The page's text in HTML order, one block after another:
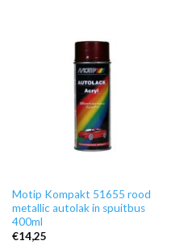
Motip Kompakt 51655 rood
metallic autolak in spuitbus
400ml
€14,25